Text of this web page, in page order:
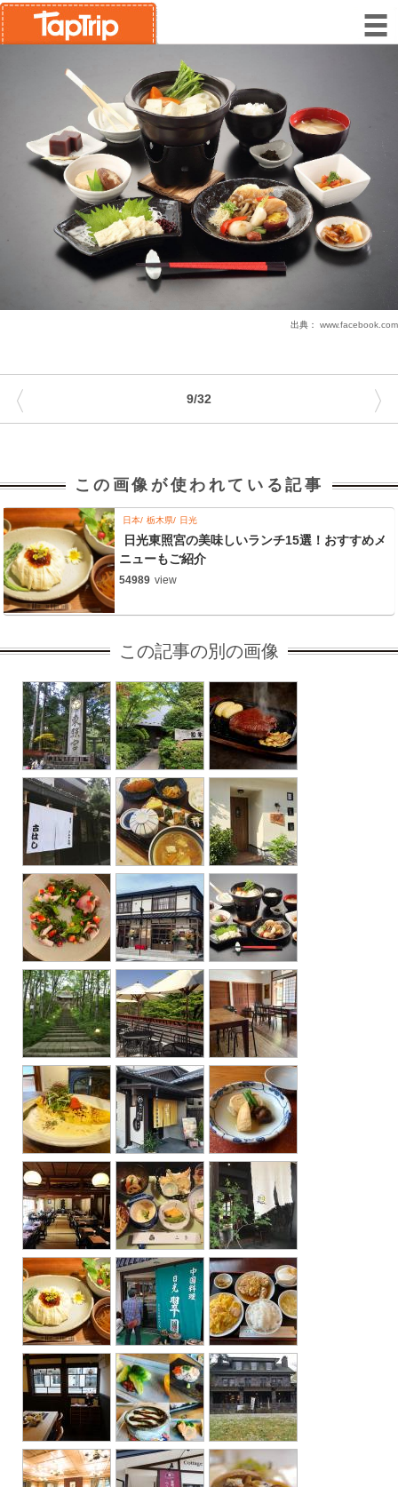
出典： www.facebook.com
9/32
〈 〉
この画像が使われている記事
日本 栃木県 日光
日光東照宮の美味しいランチ15選！おすすめメ
ニューもご紹介
54989 view
この記事の別の画像